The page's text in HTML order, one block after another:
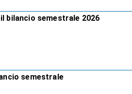
bilancio semestrale 2026
semestrale